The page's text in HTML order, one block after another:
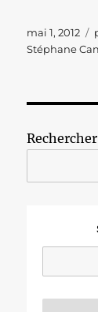
Publié
le
mai 1, 2012
Stéphane
Rechercher